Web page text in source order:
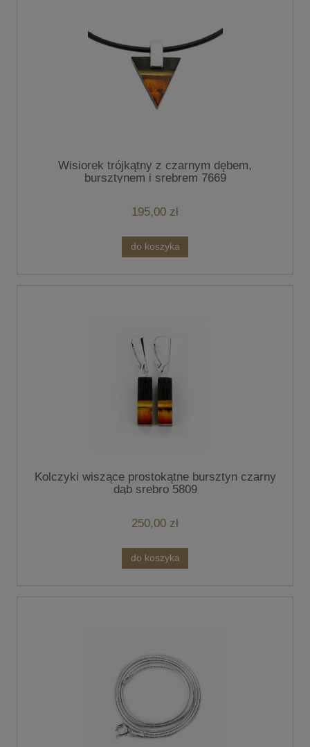
Wisiorek trójkątny z czarnym dębem,
bursztynem i srebrem 7669
195,00 zł
do koszyka
Kolczyki wiszące prostokątne bursztyn czarny
dąb srebro 5809
250,00 zł
do koszyka